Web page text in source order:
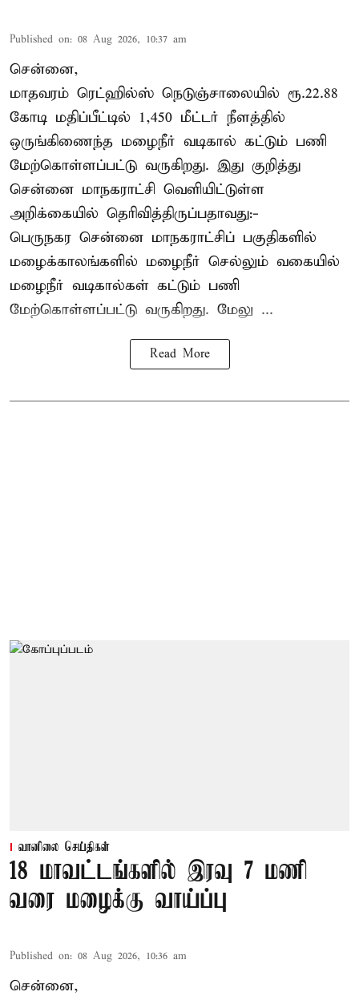
Published on: 08 Aug 2026, 10:37 am
சென்னை,
மாதவரம் ரெட்ஹில்ஸ் நெடுஞ்சாலையில் ரூ.22.88
கோடி மதிப்பீட்டில் 1,450 மீட்டர் நீளத்தில்
ஒருங்கிணைந்த மழைநீர் வடிகால் கட்டும் பணி
மேற்கொள்ளப்பட்டு வருகிறது. இது குறித்து
சென்னை மாநகராட்சி வெளியிட்டுள்ள
அறிக்கையில் தெரிவித்திருப்பதாவது:-
பெருநகர சென்னை மாநகராட்சிப் பகுதிகளில்
மழைக்காலங்களில் மழைநீர் செல்லும் வகையில்
மழைநீர் வடிகால்கள் கட்டும் பணி
மேற்கொள்ளப்பட்டு வருகிறது. மேலு ...
Read More
வானிலை செய்திகள்
18 மாவட்டங்களில் இரவு 7 மணி
வரை மழைக்கு வாய்ப்பு
Published on: 08 Aug 2026, 10:36 am
சென்னை,